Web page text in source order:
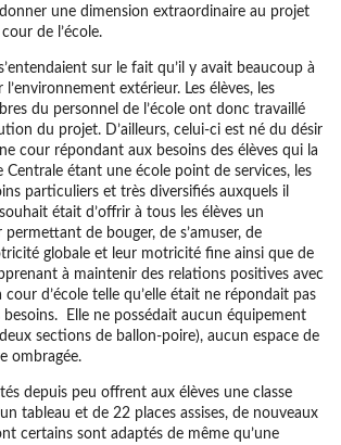
une dimension extraordinaire au projet
de l’école.
sur le fait qu’il y avait beaucoup à
extérieur. Les élèves, les
du personnel de l’école ont donc travaillé
du projet. D’ailleurs, celui-ci est né du désir
cour répondant aux besoins des élèves qui la
Centrale étant une école point de services, les
particuliers et très diversifiés auxquels il
était d’offrir à tous les élèves un
de bouger, de s’amuser, de
globale et leur motricité fine ainsi que de
à maintenir des relations positives avec
cour d’école telle qu’elle était ne répondait pas
besoins. Elle ne possédait aucun équipement
sections de ballon-poire), aucun espace de
ombragée.
depuis peu offrent aux élèves une classe
tableau et de 22 places assises, de nouveaux
certains sont adaptés de même qu’une